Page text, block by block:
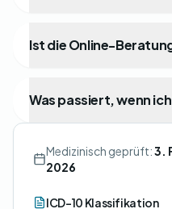
Ist die Online-
Was passiert, wenn
Medizinisch geprüft:3.
2026
ICD-10 Klassifikation